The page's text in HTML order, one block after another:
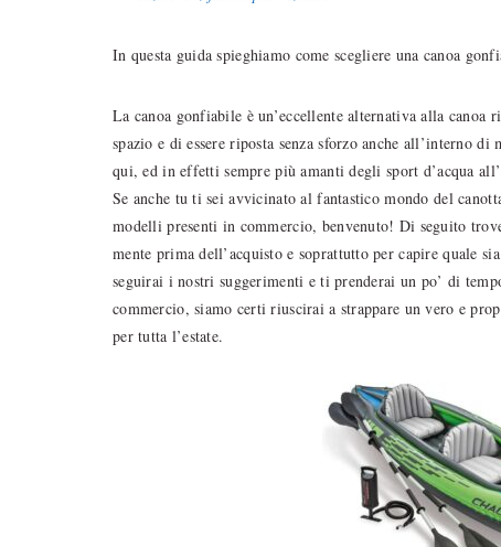
In questa guida spieghiamo come scegliere una canoa
La canoa gonfiabile è un’eccellente alternativa alla
spazio e di essere riposta senza sforzo anche all’interno
qui, ed in effetti sempre più amanti degli sport d’acqua
Se anche tu ti sei avvicinato al fantastico mondo del
modelli presenti in commercio, benvenuto! Di seguito
mente prima dell’acquisto e soprattutto per capire quale
seguirai i nostri suggerimenti e ti prenderai un po’ di
commercio, siamo certi riuscirai a strappare un vero e
per tutta l’estate.